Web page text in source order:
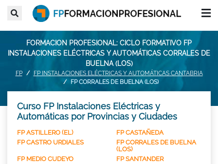
FORMACION PROFESIONAL: CICLO FORMATIVO FP
INSTALACIONES ELÉCTRICAS Y AUTOMÁTICAS CORRALES DE
BUELNA (LOS)
FP
FP INSTALACIONES ELÉCTRICAS Y AUTOMÁTICAS CANTABRIA
FP CORRALES DE BUELNA (LOS)
Curso FP Instalaciones Eléctricas y
Automáticas por Provincias y Ciudades
FP ASTILLERO (EL)
FP CASTAÑEDA
FP CASTRO URDIALES
FP CORRALES DE BUELNA
(LOS)
FP MEDIO CUDEYO
FP SANTANDER